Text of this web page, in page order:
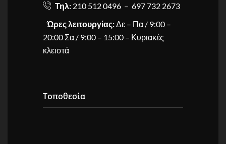
Τηλ: 210 512 0496 – 697 732 2673
Ώρες λειτουργίας:Δε – Πα / 9:00 –
20:00 Σα / 9:00 – 15:00 – Κυριακές
κλειστά
Τοποθεσία